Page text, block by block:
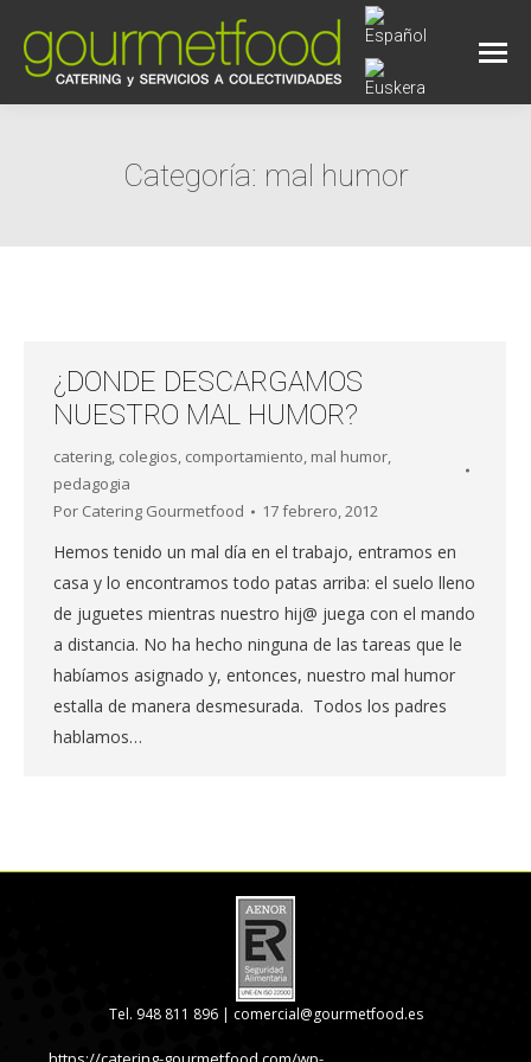
Categoría: mal humor
¿DONDE DESCARGAMOS
NUESTRO MAL HUMOR?
catering, colegios, comportamiento, mal humor,
pedagogia
Por Catering Gourmetfood 17 febrero, 2012
Hemos tenido un mal día en el trabajo, entramos en
casa y lo encontramos todo patas arriba: el suelo lleno
de juguetes mientras nuestro hij@ juega con el mando
a distancia. No ha hecho ninguna de las tareas que le
habíamos asignado y, entonces, nuestro mal humor
estalla de manera desmesurada. Todos los padres
hablamos…
Tel. 948 811 896 | comercial@gourmetfood.es